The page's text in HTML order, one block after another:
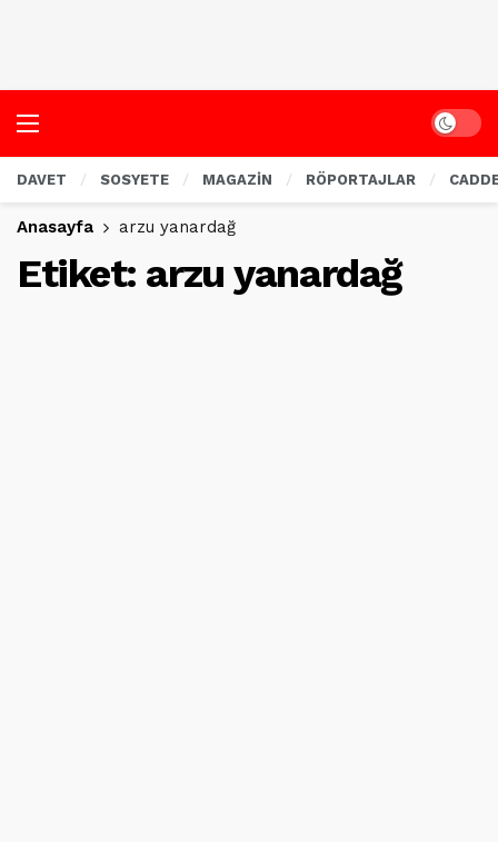
Dark
DAVET SOSYETE MAGAZİN RÖPORTAJLAR
Anasayfa arzu yanardağ
Etiket: arzu yanardağ